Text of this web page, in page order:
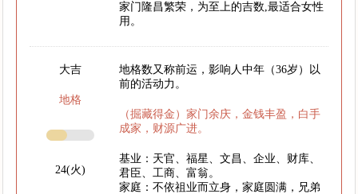
家门隆昌繁荣，为至上的吉数,最适合女性
用。
大吉
地格
24(火)
地格数又称前运，影响人中年（36岁）以
前的活动力。
（掘藏得金）家门余庆，金钱丰盈，白手
成家，财源广进。
基业：天官、福星、文昌、企业、财库、
君臣、工商、富翁。
家庭：不依祖业而立身，家庭圆满，兄弟